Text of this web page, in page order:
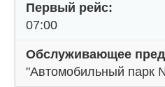
Первый рейс:
07:00
Обслуживающее
"Автомобильный парк